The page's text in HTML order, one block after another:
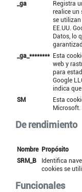
De rendimiento
_ga
Registra
realice un
se
EE.UU.
Datos, lo
_ga_******** Esta
web y
para
Google
indica
SM
Esta
Microsoft.
Funcionales
Nombre Propósito
SRM_B
Identifica
cookies se